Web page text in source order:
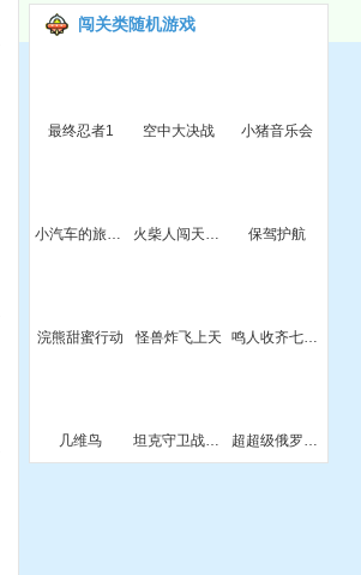
闯关类随机游戏
最终忍者1 空中大决战 小猪音乐会
小汽车的旅行梦选关版 火柴人闯天关无敌版 保驾护航
浣熊甜蜜行动 怪兽炸飞上天 鸣人收齐七龙珠
几维鸟 坦克守卫战无敌版 超超级俄罗斯方块